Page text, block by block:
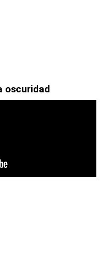
oscuridad